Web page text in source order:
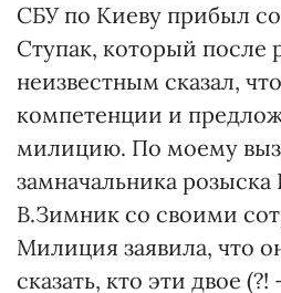
СБУ по Киеву прибыл
Ступак, который после
неизвестным сказал,
компетенции и
милицию. По моему
замначальника
В.Зимник со своими
Милиция заявила, что
сказать, кто эти двое